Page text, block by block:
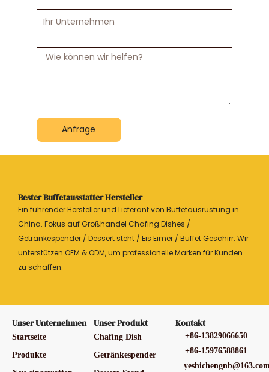
Unternehmen
Nachricht
Anfrage
Bester Buffetausstatter Hersteller
Ein führender Hersteller und Lieferant von Buffetausrüstung in
China. Fokus auf Großhandel Chafing Dishes /
Getränkespender / Dessert steht / Eis Eimer / Buffet Geschirr. Wir
unterstützen OEM & ODM, um professionelle Marken für Kunden
zu schaffen.
Unser Unternehmen
Startseite
Produkte
Unser Produkt
Chafing Dish
Getränkespender
Kontakt
+86-13829066650
+86-15976588861